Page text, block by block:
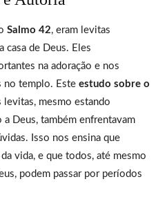
Salmo 42, eram levitas
casa de Deus. Eles
na adoração e nos
no templo. Este estudo sobre o
levitas, mesmo estando
Deus, também enfrentavam
Isso nos ensina que
vida, e que todos, até mesmo
podem passar por períodos